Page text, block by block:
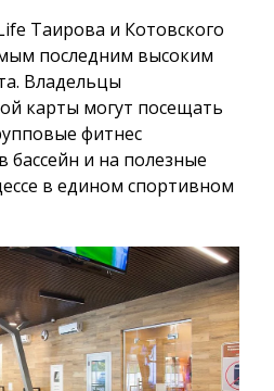
Таирова и Котовского
последним высоким
Владельцы
карты могут посещать
фитнес
и на полезные
в едином спортивном